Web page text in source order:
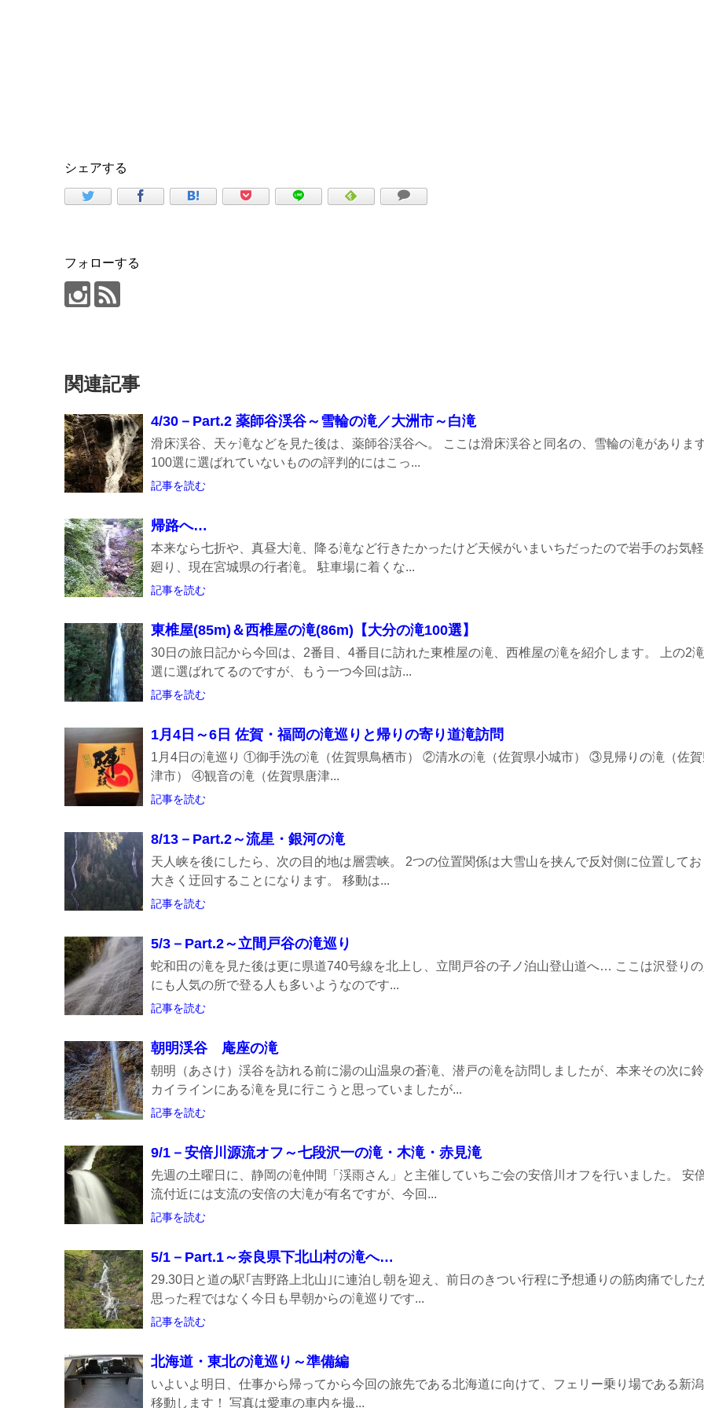
シェアする
フォローする
関連記事
4/30－Part.2 薬師谷渓谷～雪輪の滝／大洲市～白滝
滑床渓谷、天ヶ滝などを見た後は、薬師谷渓谷へ。 ここは滑床渓谷と同名の、雪輪の滝がありま
100選に選ばれていないものの評判的にはこっ...
記事を読む
帰路へ…
本来なら七折や、真昼大滝、降る滝など行きたかったけど天候がいまいちだったので岩手のお気
廻り、現在宮城県の行者滝。 駐車場に着くな...
記事を読む
東椎屋(85m)＆西椎屋の滝(86m)【大分の滝100選】
30日の旅日記から今回は、2番目、4番目に訪れた東椎屋の滝、西椎屋の滝を紹介します。 上の2
選に選ばれてるのですが、もう一つ今回は訪...
記事を読む
1月4日～6日 佐賀・福岡の滝巡りと帰りの寄り道滝訪問
1月4日の滝巡り ①御手洗の滝（佐賀県鳥栖市） ②清水の滝（佐賀県小城市） ③見帰りの滝（佐
津市） ④観音の滝（佐賀県唐津...
記事を読む
8/13－Part.2～流星・銀河の滝
天人峡を後にしたら、次の目的地は層雲峡。 2つの位置関係は大雪山を挟んで反対側に位置してお
大きく迂回することになります。 移動は...
記事を読む
5/3－Part.2～立間戸谷の滝巡り
蛇和田の滝を見た後は更に県道740号線を北上し、立間戸谷の子ノ泊山登山道へ… ここは沢登り
にも人気の所で登る人も多いようなのです...
記事を読む
朝明渓谷 庵座の滝
朝明（あさけ）渓谷を訪れる前に湯の山温泉の蒼滝、潜戸の滝を訪問しましたが、本来その次に
カイラインにある滝を見に行こうと思っていましたが...
記事を読む
9/1－安倍川源流オフ～七段沢一の滝・木滝・赤見滝
先週の土曜日に、静岡の滝仲間「渓雨さん」と主催していちご会の安倍川オフを行いました。 安
流付近には支流の安倍の大滝が有名ですが、今回...
記事を読む
5/1－Part.1～奈良県下北山村の滝へ…
29.30日と道の駅｢吉野路上北山｣に連泊し朝を迎え、前日のきつい行程に予想通りの筋肉痛でした
思った程ではなく今日も早朝からの滝巡りです...
記事を読む
北海道・東北の滝巡り～準備編
いよいよ明日、仕事から帰ってから今回の旅先である北海道に向けて、フェリー乗り場である新
移動します！ 写真は愛車の車内を撮...